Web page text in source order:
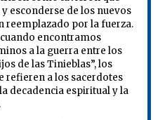
esconderse de los nuevos
reemplazado por la fuerza.
encontramos
a la guerra entre los
de las Tinieblas”, los
refieren a los sacerdotes
decadencia espiritual y la